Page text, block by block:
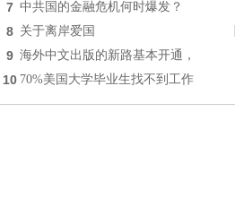
7 中共国的金融危机何时爆发？
8 关于离岸爱国
9 海外中文出版的新路基本开通，
10 70%美国大学毕业生找不到工作